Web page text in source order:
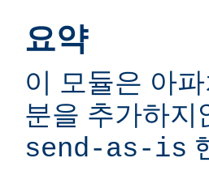
요약
이 모듈은 아
분을 추가하지
send-as-is